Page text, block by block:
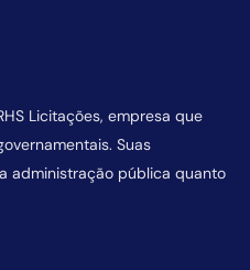
Licitações, empresa que
Suas
administração pública quanto